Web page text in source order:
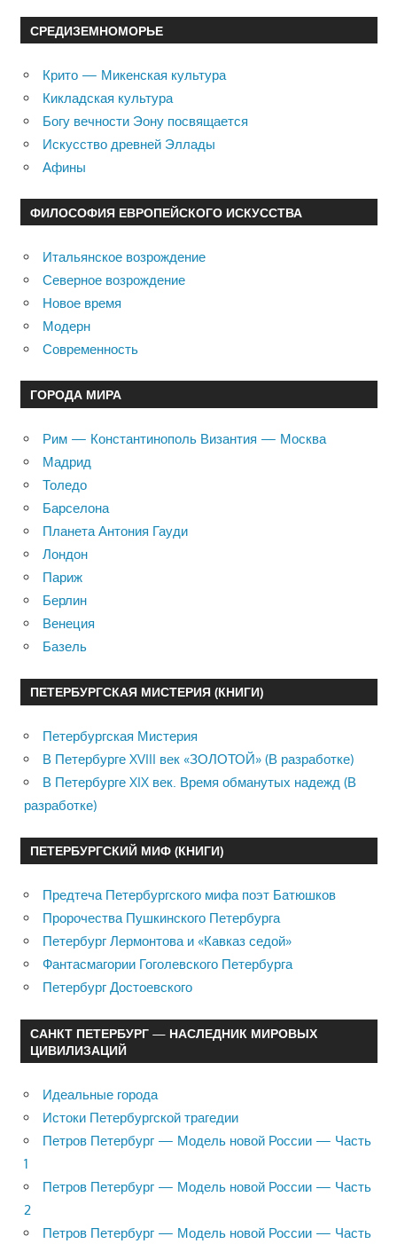
СРЕДИЗЕМНОМОРЬЕ
Крито — Микенская культура
Кикладская культура
Богу вечности Эону посвящается
Искусство древней Эллады
Афины
ФИЛОСОФИЯ ЕВРОПЕЙСКОГО ИСКУССТВА
Итальянское возрождение
Северное возрождение
Новое время
Модерн
Современность
ГОРОДА МИРА
Рим — Константинополь Византия — Москва
Мадрид
Толедо
Барселона
Планета Антония Гауди
Лондон
Париж
Берлин
Венеция
Базель
ПЕТЕРБУРГСКАЯ МИСТЕРИЯ (КНИГИ)
Петербургская Мистерия
В Петербурге XVIII век «ЗОЛОТОЙ» (В разработке)
В Петербурге XIX век. Время обманутых надежд (В
разработке)
ПЕТЕРБУРГСКИЙ МИФ (КНИГИ)
Предтеча Петербургского мифа поэт Батюшков
Пророчества Пушкинского Петербурга
Петербург Лермонтова и «Кавказ седой»
Фантасмагории Гоголевского Петербурга
Петербург Достоевского
САНКТ ПЕТЕРБУРГ — НАСЛЕДНИК МИРОВЫХ
ЦИВИЛИЗАЦИЙ
Идеальные города
Истоки Петербургской трагедии
Петров Петербург — Модель новой России — Часть
1
Петров Петербург — Модель новой России — Часть
2
Петров Петербург — Модель новой России — Часть